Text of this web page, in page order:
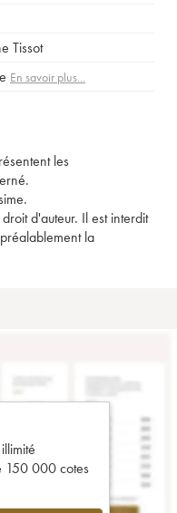
Tissot
En savoir plus...
les
d'auteur. Il est interdit
la
150 000 cotes